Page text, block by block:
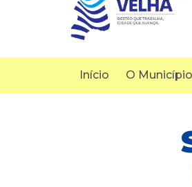
Início O Município